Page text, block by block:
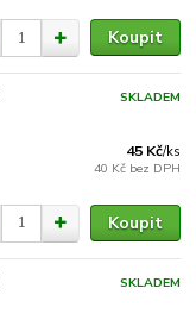
Koupit
45 Kč/ks
40 Kč bez DPH
SKLADEM
Koupit
SKLADEM